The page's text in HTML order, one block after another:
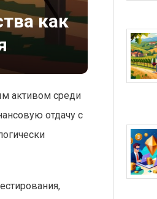
как
активом среди
отдачу с